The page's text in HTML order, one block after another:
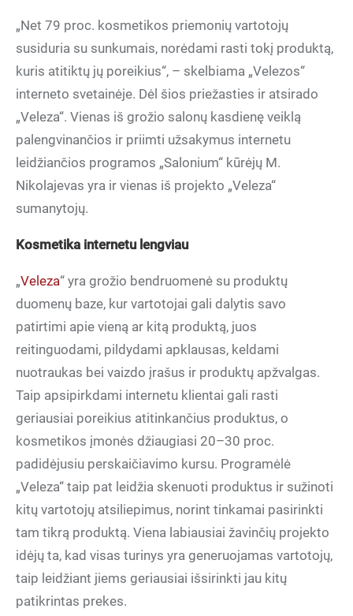
„Net 79 proc. kosmetikos priemonių vartotojų
susiduria su sunkumais, norėdami rasti tokį produktą,
kuris atitiktų jų poreikius“, – skelbiama „Velezos“
interneto svetainėje. Dėl šios priežasties ir atsirado
„Veleza“. Vienas iš grožio salonų kasdienę veiklą
palengvinančios ir priimti užsakymus internetu
leidžiančios programos „Salonium“ kūrėjų M.
Nikolajevas yra ir vienas iš projekto „Veleza“
sumanytojų.
Kosmetika internetu lengviau
„Veleza“ yra grožio bendruomenė su produktų
duomenų baze, kur vartotojai gali dalytis savo
patirtimi apie vieną ar kitą produktą, juos
reitinguodami, pildydami apklausas, keldami
nuotraukas bei vaizdo įrašus ir produktų apžvalgas.
Taip apsipirkdami internetu klientai gali rasti
geriausiai poreikius atitinkančius produktus, o
kosmetikos įmonės džiaugiasi 20–30 proc.
padidėjusiu perskaičiavimo kursu. Programėlė
„Veleza“ taip pat leidžia skenuoti produktus ir sužinoti
kitų vartotojų atsiliepimus, norint tinkamai pasirinkti
tam tikrą produktą. Viena labiausiai žavinčių projekto
idėjų ta, kad visas turinys yra generuojamas vartotojų,
taip leidžiant jiems geriausiai išsirinkti jau kitų
patikrintas prekes.